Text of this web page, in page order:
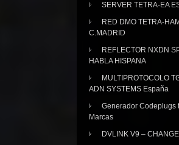
SERVER TETRA-EA
RED DMO TETRA-
C.MADRID
REFLECTOR NXDN
HABLA HISPANA
MULTIPROTOCOLO
ADN SYSTEMS España
Generador Codeplugs
Marcas
DVLINK V9 –